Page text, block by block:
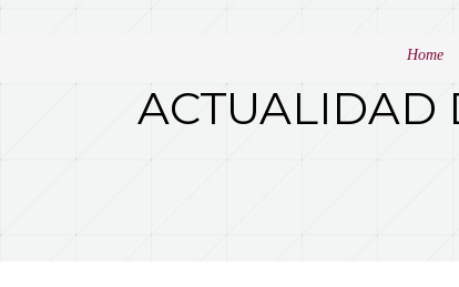
Home
ACTUALIDAD